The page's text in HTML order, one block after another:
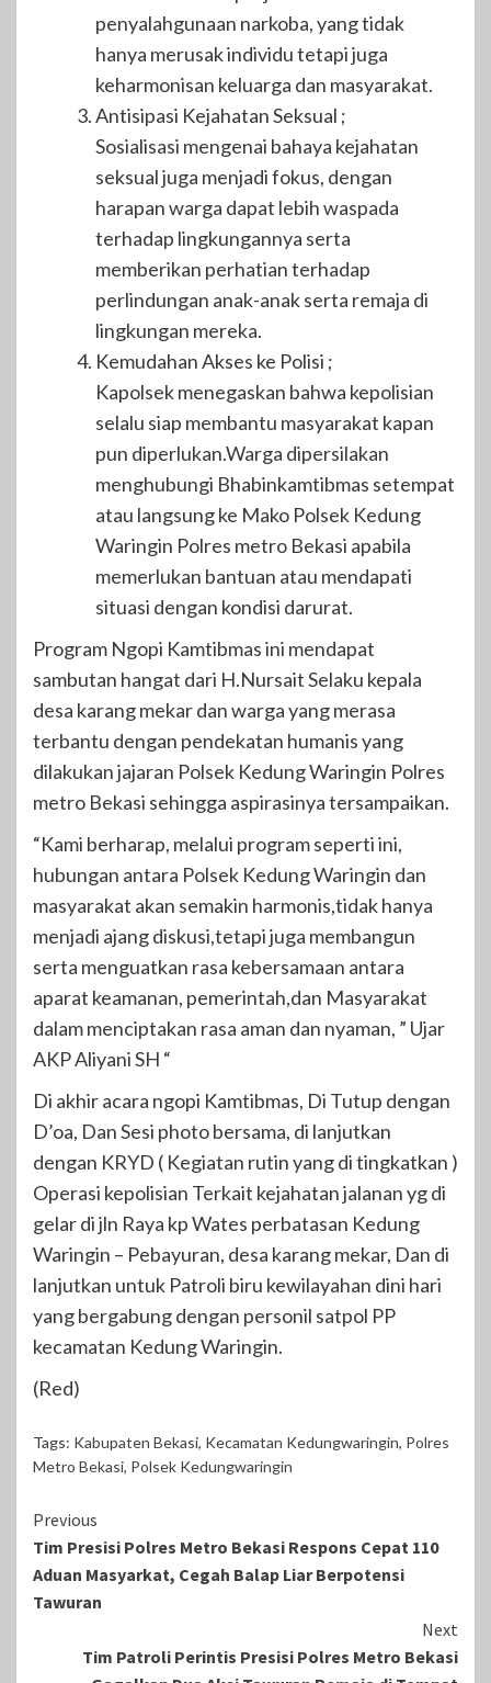
penyalahgunaan narkoba, yang tidak
hanya merusak individu tetapi juga
keharmonisan keluarga dan masyarakat.
Antisipasi Kejahatan Seksual ;
Sosialisasi mengenai bahaya kejahatan
seksual juga menjadi fokus, dengan
harapan warga dapat lebih waspada
terhadap lingkungannya serta
memberikan perhatian terhadap
perlindungan anak-anak serta remaja di
lingkungan mereka.
Kemudahan Akses ke Polisi ;
Kapolsek menegaskan bahwa kepolisian
selalu siap membantu masyarakat kapan
pun diperlukan.Warga dipersilakan
menghubungi Bhabinkamtibmas setempat
atau langsung ke Mako Polsek Kedung
Waringin Polres metro Bekasi apabila
memerlukan bantuan atau mendapati
situasi dengan kondisi darurat.
Program Ngopi Kamtibmas ini mendapat
sambutan hangat dari H.Nursait Selaku kepala
desa karang mekar dan warga yang merasa
terbantu dengan pendekatan humanis yang
dilakukan jajaran Polsek Kedung Waringin Polres
metro Bekasi sehingga aspirasinya tersampaikan.
“Kami berharap, melalui program seperti ini,
hubungan antara Polsek Kedung Waringin dan
masyarakat akan semakin harmonis,tidak hanya
menjadi ajang diskusi,tetapi juga membangun
serta menguatkan rasa kebersamaan antara
aparat keamanan, pemerintah,dan Masyarakat
dalam menciptakan rasa aman dan nyaman, ” Ujar
AKP Aliyani SH “
Di akhir acara ngopi Kamtibmas, Di Tutup dengan
D’oa, Dan Sesi photo bersama, di lanjutkan
dengan KRYD ( Kegiatan rutin yang di tingkatkan )
Operasi kepolisian Terkait kejahatan jalanan yg di
gelar di jln Raya kp Wates perbatasan Kedung
Waringin – Pebayuran, desa karang mekar, Dan di
lanjutkan untuk Patroli biru kewilayahan dini hari
yang bergabung dengan personil satpol PP
kecamatan Kedung Waringin.
(Red)
Tags: Kabupaten Bekasi, Kecamatan Kedungwaringin, Polres
Metro Bekasi, Polsek Kedungwaringin
Continue
Reading
Previous
Tim Presisi Polres Metro Bekasi Respons Cepat 110
Aduan Masyarkat, Cegah Balap Liar Berpotensi
Tawuran
Next
Tim Patroli Perintis Presisi Polres Metro Bekasi